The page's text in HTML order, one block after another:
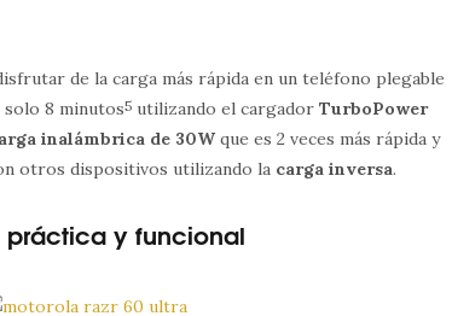
de la carga más rápida en un teléfono plegable
solo 8 minutos5 utilizando el cargadorTurboPower
inalámbrica de 30Wque es 2 veces más rápida y
otros dispositivos utilizando la carga inversa.
práctica y funcional